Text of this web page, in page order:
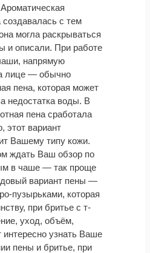
с тем
могла раскрываться
и описали. При работе
напрямую
лице — обычно
пена, которая может
недостатка воды. В
пена сработала
вариант
Вашему типу кожи.
ждать Ваш обзор по
в чаше — так проще
вариант пены —
пузырьками, которая
при бритье с т-
уход, объём,
интересно узнать Ваше
пены и бритье, при